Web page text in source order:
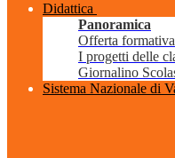
Didattica
Panoramica
Offerta formativa
I progetti delle
Giornalino
Sistema Nazionale di